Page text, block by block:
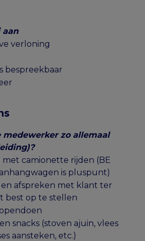
aan
verloning
bespreekbaar
medewerker zo allemaal
met camionette rijden (BE
is pluspunt)
afspreken met klant ter
best op te stellen
snacks (stoven ajuin, vlees
aansteken, etc.)